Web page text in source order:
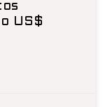
US$